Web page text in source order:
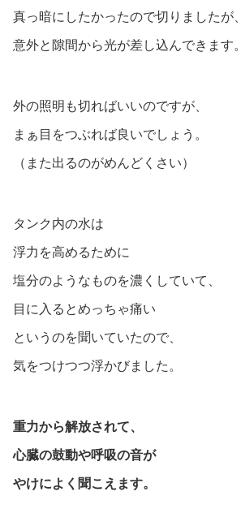
真っ暗にしたかったので切りましたが、
意外と隙間から光が差し込んできます。
外の照明も切ればいいのですが、
まぁ目をつぶれば良いでしょう。
（また出るのがめんどくさい）
タンク内の水は
浮力を高めるために
塩分のようなものを濃くしていて、
目に入るとめっちゃ痛い
というのを聞いていたので、
気をつけつつ浮かびました。
重力から解放されて、
心臓の鼓動や呼吸の音が
やけによく聞こえます。